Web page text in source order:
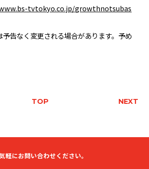
tvtokyo.co.jp/growthnotsubas
告なく変更される場合があります。予め
TOP NEXT
軽にお問い合わせください。